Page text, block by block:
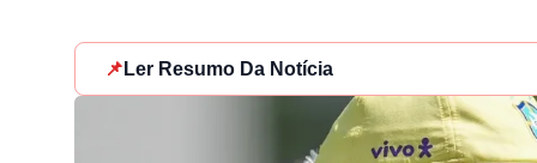
📌 Ler Resumo Da Notícia